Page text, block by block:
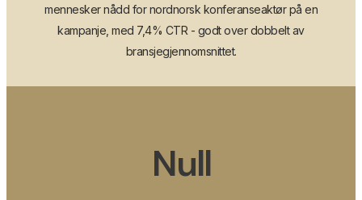
mennesker nådd for nordnorsk konferanseaktør på en
kampanje, med 7,4% CTR - godt over dobbelt av
bransjegjennomsnittet.
Null